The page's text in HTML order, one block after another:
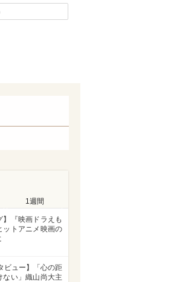
1週間
】『映画ドラえも
ットアニメ映画の
ビュー】「心の距
ない」織山尚大主